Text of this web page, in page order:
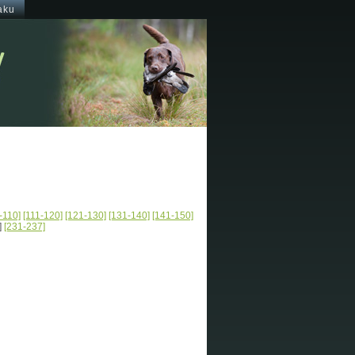
110] [111-120] [121-130] [131-140] [141-150]
[231-237]